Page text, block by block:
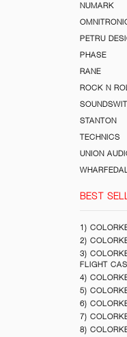
NUMARK
PETRU
PHASE
RANE
ROCK N
STANTON
TECHNICS
UNION
BEST
1)
2)
3)
FLIGHT
4)
5)
6)
7)
8)